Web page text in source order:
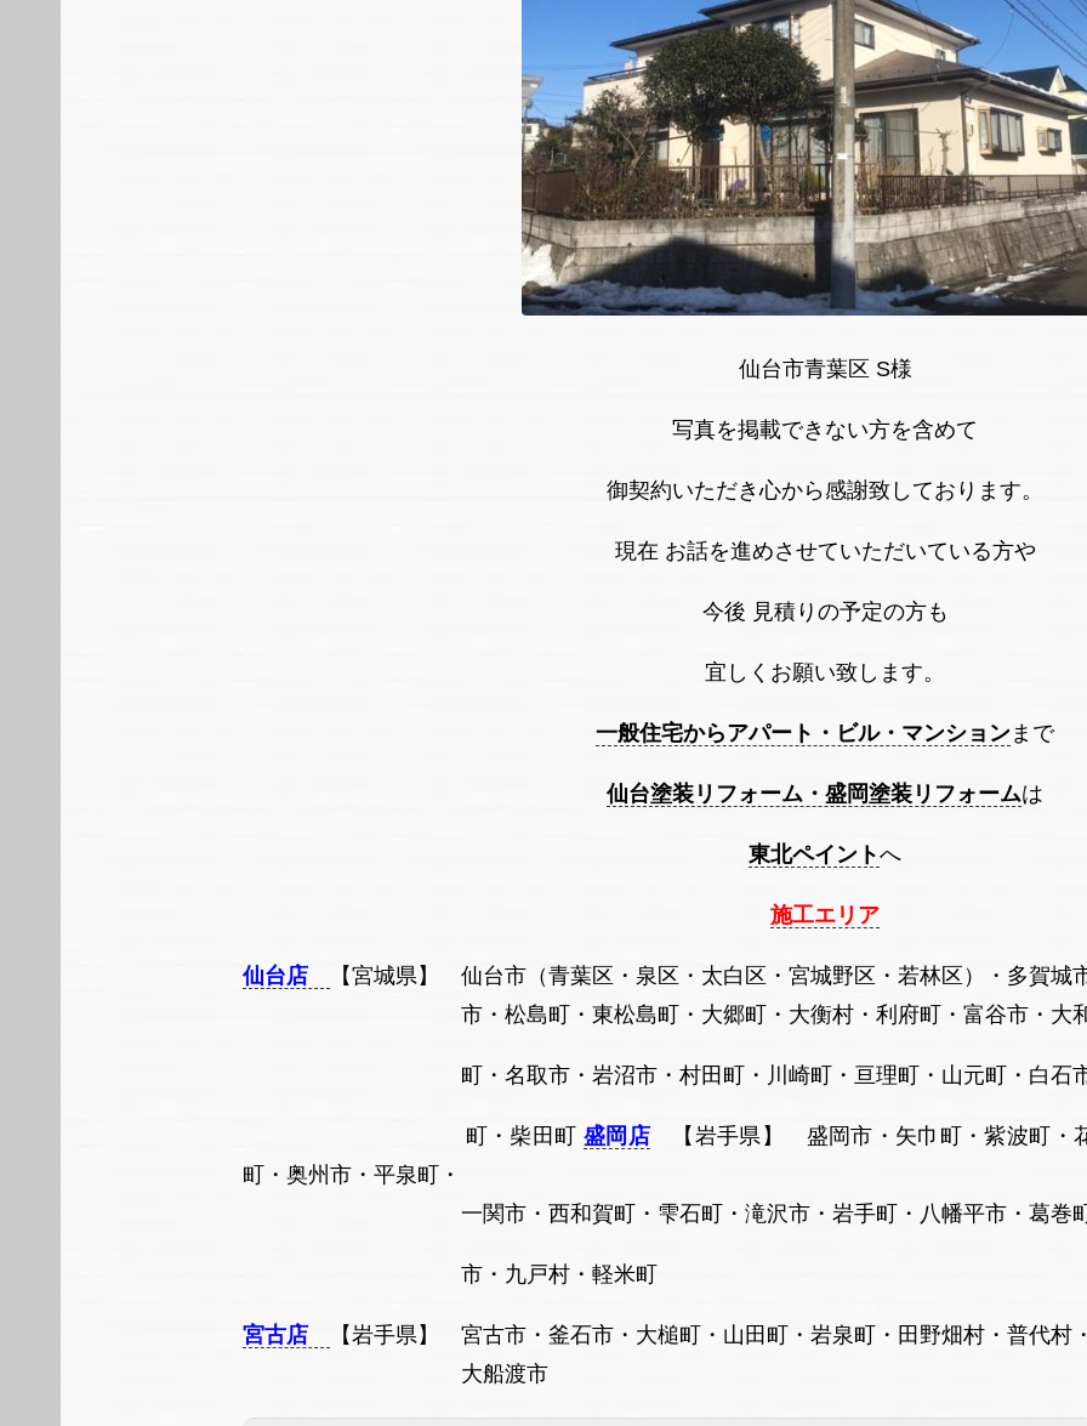
仙台市青葉区 S様
写真を掲載できない方を含めて
御契約いただき心から感謝致しております。
現在 お話を進めさせていただいている方や
今後 見積りの予定の方も
宜しくお願い致します。
一般住宅からアパート・ビル・マンションまで
仙台塗装リフォーム・盛岡塗装リフォームは
東北ペイントへ
施工エリア
仙台店
【宮城県】 仙台市（青葉区・泉区・太白区・宮城野区・若林区）・多賀城
市・松島町・東松島町・大郷町・大衡村・利府町・富谷市・大和町
町・名取市・岩沼市・村田町・川崎町・亘理町・山元町・白石市
町・柴田町 盛岡店【岩手県】 盛岡市・矢巾町・紫波町・
町・奥州市・平泉町・
一関市・西和賀町・雫石町・滝沢市・岩手町・八幡平市・葛巻町
市・九戸村・軽米町
宮古店
【岩手県】 宮古市・釜石市・大槌町・山田町・岩泉町・田野畑村・普代村
大船渡市